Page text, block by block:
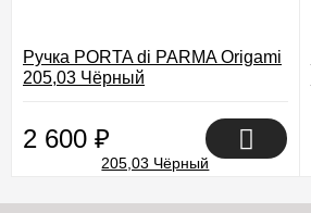
Ручка PORTA di PARMA Origami
205,03 Чёрный
2 600 ₽